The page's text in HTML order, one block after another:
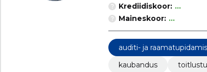
Krediidiskoor: ...
Maineskoor: ...
auditi- ja
kaubandus